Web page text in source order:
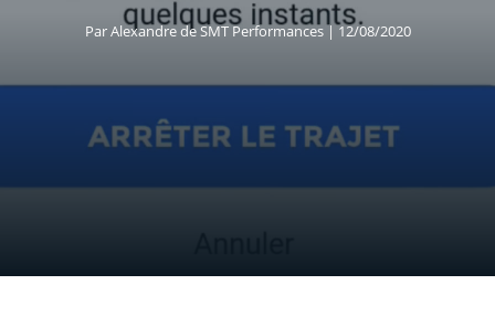
Par Alexandre de SMT Performances | 12/08/2020